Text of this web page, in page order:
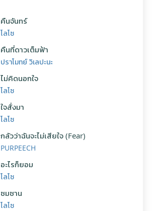
คืนจันทร์
โลโซ
คืนที่ดาวเต็มฟ้า
ปราโมทย์ วิเลปะนะ
ไม่คิดนอกใจ
โลโซ
ใจสั่งมา
โลโซ
กลัวว่าฉันจะไม่เสียใจ (Fear)
PURPEECH
อะไรก็ยอม
โลโซ
ซมซาน
โลโซ